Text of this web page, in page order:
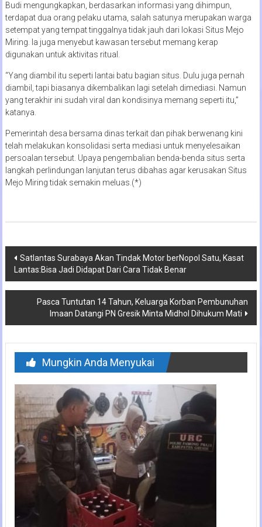
Budi mengungkapkan, berdasarkan informasi yang dihimpun,
terdapat dua orang pelaku utama, salah satunya merupakan warga
setempat yang tempat tinggalnya tidak jauh dari lokasi Situs Mejo
Miring. Ia juga menyebut kawasan tersebut memang kerap
digunakan untuk aktivitas ritual.
“Yang diambil itu seperti lantai batu bagian situs. Dulu juga pernah
diambil, tapi biasanya dikembalikan lagi setelah dimediasi. Namun
yang terakhir ini sudah viral dan kondisinya memang seperti itu,”
katanya.
Pemerintah desa bersama dinas terkait dan pihak berwenang kini
telah melakukan konsolidasi serta mediasi untuk menyelesaikan
persoalan tersebut. Upaya pengembalian benda-benda situs serta
langkah perlindungan lanjutan terus dibahas agar kerusakan Situs
Mejo Miring tidak semakin meluas.(*)
Navigasi
pos
Satlantas Surabaya Akan Tindak Motor berNopol Satu, Kasat
Lantas:Bisa Jadi Didapat Dari Cara Tidak Benar
Pasca Tuntutan 14 Tahun, Keluarga Korban Pembunuhan
Imaan Datangi PN Gresik Minta Midhol Dihukum Mati
Mungkin Anda Menyukai